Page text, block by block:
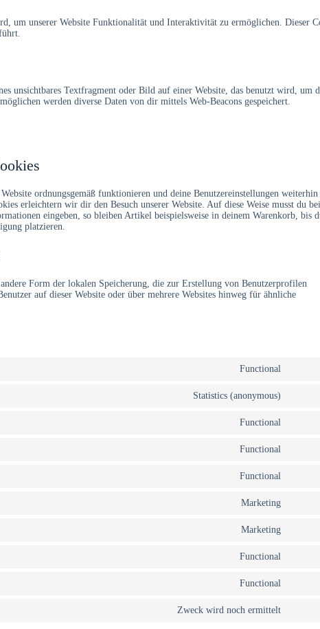
um unserer Website Funktionalität und Interaktivität zu ermöglichen. Dieser
unsichtbares Textfragment oder Bild auf einer Website, das benutzt wird, um
werden diverse Daten von dir mittels Web-Beacons gespeichert.
ordnungsgemäß funktionieren und deine Benutzereinstellungen
erleichtern wir dir den Besuch unserer Website. Auf diese Weise musst du
eingeben, so bleiben Artikel beispielsweise in deinem Warenkorb, bis
platzieren.
Form der lokalen Speicherung, die zur Erstellung von Benutzerprofilen
auf dieser Website oder über mehrere Websites hinweg für ähnliche
Functional
Statistics (anonymous)
Functional
Functional
Functional
Marketing
Marketing
Functional
Functional
Zweck wird noch ermittelt